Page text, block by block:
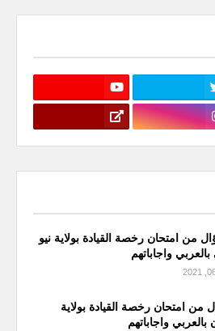
سؤال من امتحان رخصة القيادة بولاية نيو
واجاباتهم
من امتحان رخصة القيادة بولاية
بالعربي واجاباتهم